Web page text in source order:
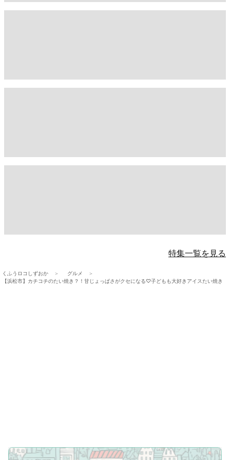
特集一覧を見る
くふうロコしずおか
グルメ
【浜松市】カチコチのたい焼き？！甘じょっぱさがクセになる♡子どもも大好きアイスたい焼き